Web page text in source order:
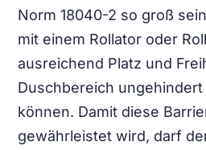
Norm 18040-2 so groß
mit einem Rollator oder
ausreichend Platz und
Duschbereich
können. Damit diese
gewährleistet wird, darf